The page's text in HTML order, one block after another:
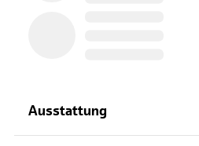
Ausstattung